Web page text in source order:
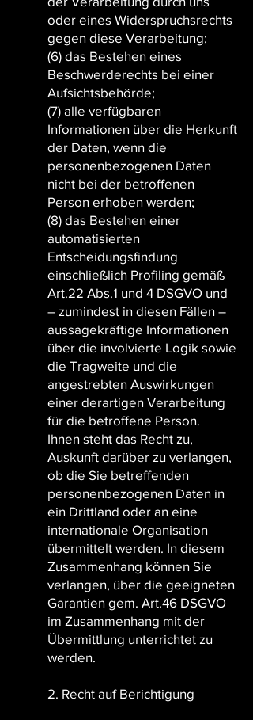
oder eines Widerspruchsrechts
gegen diese Verarbeitung;
(6) das Bestehen eines
Beschwerderechts bei einer
Aufsichtsbehörde;
(7) alle verfügbaren
Informationen über die Herkunft
der Daten, wenn die
personenbezogenen Daten
nicht bei der betroffenen
Person erhoben werden;
(8) das Bestehen einer
automatisierten
Entscheidungsfindung
einschließlich Profiling gemäß
Art.22 Abs.1 und 4 DSGVO und
– zumindest in diesen Fällen –
aussagekräftige Informationen
über die involvierte Logik sowie
die Tragweite und die
angestrebten Auswirkungen
einer derartigen Verarbeitung
für die betroffene Person.
Ihnen steht das Recht zu,
Auskunft darüber zu verlangen,
ob die Sie betreffenden
personenbezogenen Daten in
ein Drittland oder an eine
internationale Organisation
übermittelt werden. In diesem
Zusammenhang können Sie
verlangen, über die geeigneten
Garantien gem. Art.46 DSGVO
im Zusammenhang mit der
Übermittlung unterrichtet zu
werden.
2. Recht auf Berichtigung